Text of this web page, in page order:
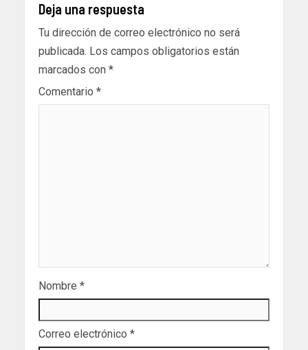
Deja una respuesta
Tu dirección de correo electrónico no será
publicada. Los campos obligatorios están
marcados con *
Comentario *
Nombre *
Correo electrónico *